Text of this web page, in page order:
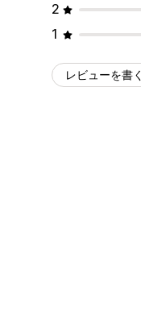
2
1
レビューを書く